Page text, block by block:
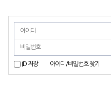
ID 저장 아이디/비밀번호 찾기